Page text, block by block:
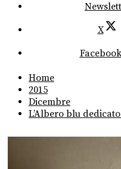
X
Facebook
Home
2015
Dicembre
L’Albero blu